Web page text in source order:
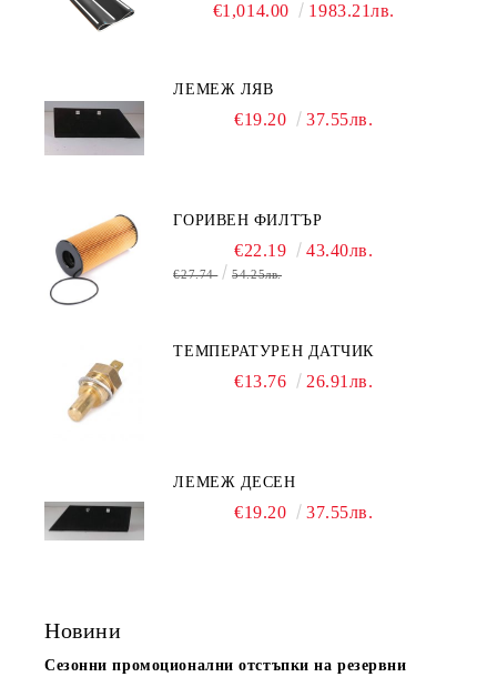
€1,014.00 1983.21лв.
ЛЕМЕЖ ЛЯВ
€19.20 37.55лв.
ГОРИВЕН ФИЛТЪР
€22.19 43.40лв.
€27.74 54.25лв.
ТЕМПЕРАТУРЕН ДАТЧИК
€13.76 26.91лв.
ЛЕМЕЖ ДЕСЕН
€19.20 37.55лв.
Новини
Сезонни промоционални отстъпки на резервни